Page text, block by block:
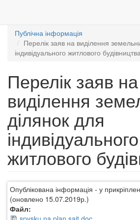
Перейти
основного
Публічна інформація
Перелік заяв на виділення
індивідуального житлового
Перелік заяв на
виділення
ділянок для
індивідуального
житлового
Опублікована інформація - у
(оновлено 15.07.2019р.)
Файл: